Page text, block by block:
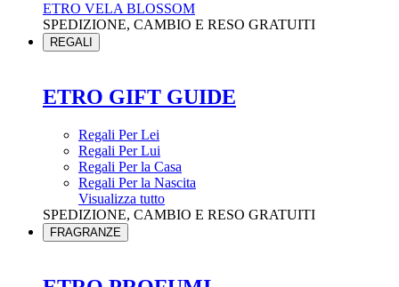
ETRO VELA BLOSSOM
SPEDIZIONE, CAMBIO E RESO GRATUITI
REGALI
ETRO GIFT GUIDE
Regali Per Lei
Regali Per Lui
Regali Per la Casa
Regali Per la Nascita
Visualizza tutto
SPEDIZIONE, CAMBIO E RESO GRATUITI
FRAGRANZE